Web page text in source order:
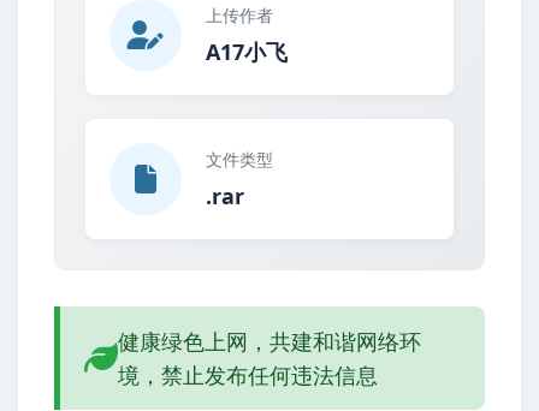
上传作者
A17小飞
文件类型
.rar
健康绿色上网，共建和谐网络环
境，禁止发布任何违法信息